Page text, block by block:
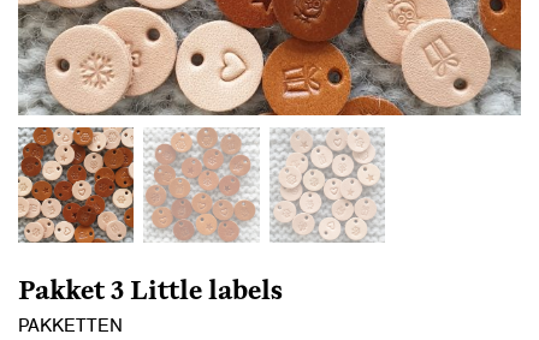
Pakket 3 Little labels
PAKKETTEN